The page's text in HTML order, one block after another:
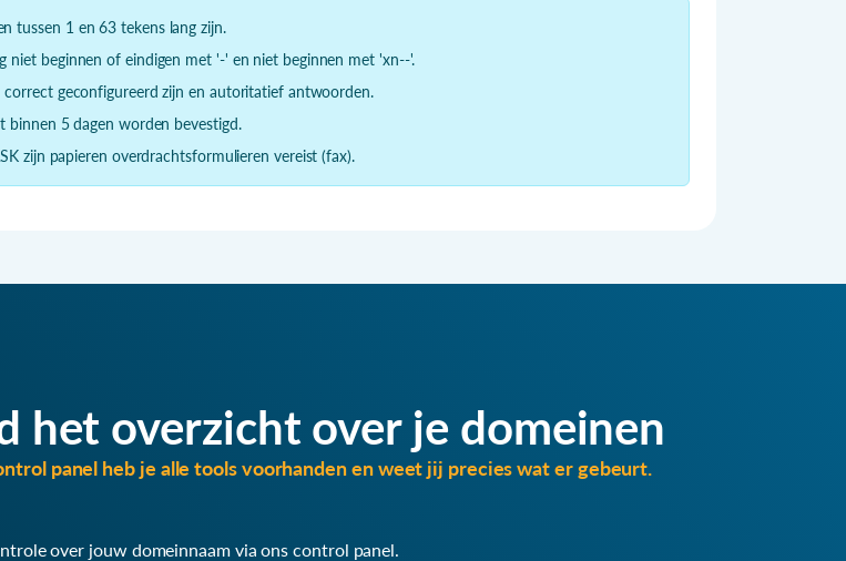
tussen 1 en 63 tekens lang zijn.
niet beginnen of eindigen met '-' en niet beginnen met 'xn--'.
correct geconfigureerd zijn en autoritatief antwoorden.
binnen 5 dagen worden bevestigd.
zijn papieren overdrachtsformulieren vereist (fax).
het overzicht over je domeinen
panel heb je alle tools voorhanden en weet jij precies wat er gebeurt.
over jouw domeinnaam via ons control panel.